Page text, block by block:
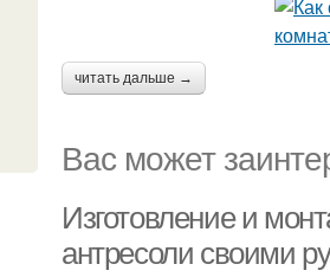
читать дальше →
Вас может
Изготовление и
антресоли своими